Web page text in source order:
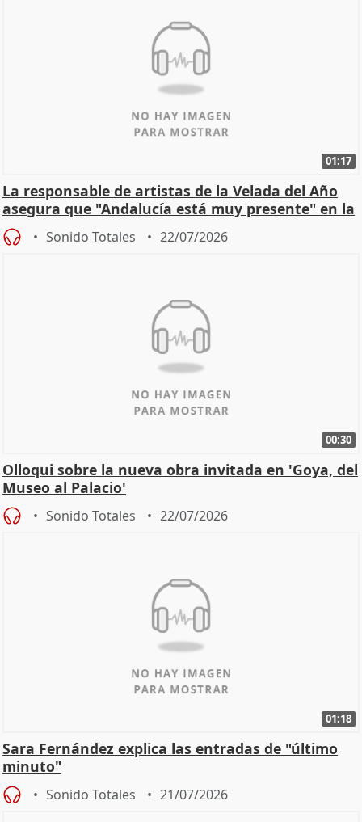
01:17
La responsable de artistas de la Velada del Año
asegura que "Andalucía está muy presente" en la
cita
Sonido Totales 22/07/2026
00:30
Olloqui sobre la nueva obra invitada en 'Goya, del
Museo al Palacio'
Sonido Totales 22/07/2026
01:18
Sara Fernández explica las entradas de "último
minuto"
Sonido Totales 21/07/2026